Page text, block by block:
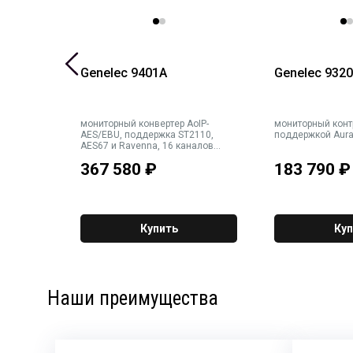
Genelec 9401A
мониторный конвертер AoIP-
AES/EBU, поддержка ST2110,
AES67 и Ravenna, 16 каналов
367 580 ₽
Купить
Genelec
мониторный
поддержкой
183 790 ₽
Наши преимущества